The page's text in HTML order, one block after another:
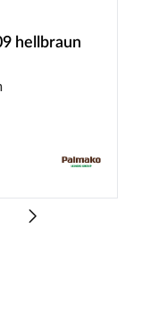
hellbraun